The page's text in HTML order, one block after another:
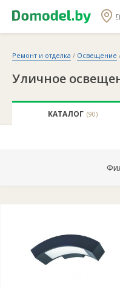
Ремонт и отделка / Освещение
Уличное
КАТАЛОГ (90)